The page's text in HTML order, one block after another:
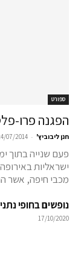
ספורט
הפגנה פרו-
חנן ליבוביץ' -
07/2014
פעם שנייה בתוך
ישראליות
מכבי חיפה, אשר
נופשים בחופי
17/10/2020